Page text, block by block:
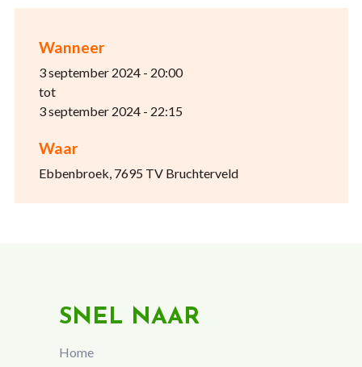
Wanneer
3 september 2024 - 20:00
tot
3 september 2024 - 22:15
Waar
Ebbenbroek, 7695 TV Bruchterveld
SNEL NAAR
Home